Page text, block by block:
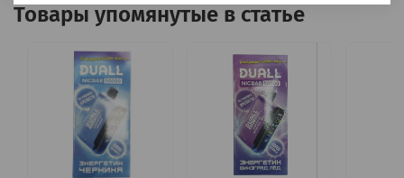
Товары упомянутые в статье